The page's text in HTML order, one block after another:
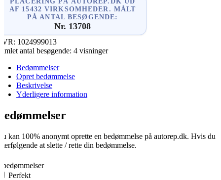
AF 15432 VIRKSOMHEDER. MÅLT
PÅ ANTAL BESØGENDE:
Nr. 13708
1024999013
antal besøgende: 4 visninger
Bedømmelser
Opret bedømmelse
Beskrivelse
Yderligere information
kan 100% anonymt oprette en bedømmelse på autorep.dk. Hvis
at slette / rette din bedømmelse.
bedømmelser
Perfekt